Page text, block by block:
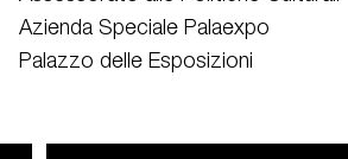
Azienda Speciale Palaexpo
Palazzo delle Esposizioni